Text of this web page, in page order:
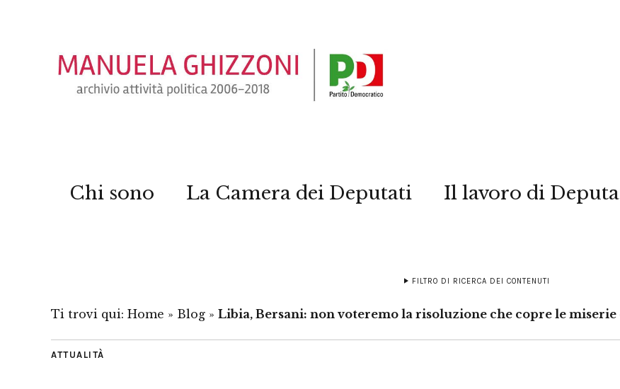
Chi sono La Camera dei Deputati Il lavoro di
FILTRO DI RICERCA DEI CONTENUTI
Ti trovi qui: Home » Blog » Libia, Bersani: non voteremo la risoluzione che copre le
ATTUALITÀ